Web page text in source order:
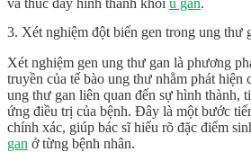
và thúc đẩy hình thành khối u gan.
3. Xét nghiệm đột biến gen trong ung thư
Xét nghiệm gen ung thư gan là phương
truyền của tế bào ung thư nhằm phát hiện
ung thư gan liên quan đến sự hình thành,
ứng điều trị của bệnh. Đây là một bước
chính xác, giúp bác sĩ hiểu rõ đặc điểm
gan ở từng bệnh nhân.